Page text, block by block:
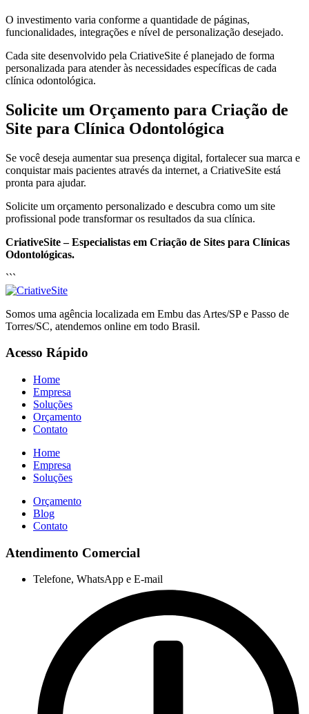
O investimento varia conforme a quantidade de páginas,
funcionalidades, integrações e nível de personalização desejado.
Cada site desenvolvido pela CriativeSite é planejado de forma
personalizada para atender às necessidades específicas de cada
clínica odontológica.
Solicite um Orçamento para Criação de
Site para Clínica Odontológica
Se você deseja aumentar sua presença digital, fortalecer sua marca e
conquistar mais pacientes através da internet, a CriativeSite está
pronta para ajudar.
Solicite um orçamento personalizado e descubra como um site
profissional pode transformar os resultados da sua clínica.
CriativeSite – Especialistas em Criação de Sites para Clínicas
Odontológicas.
```
Somos uma agência localizada em Embu das Artes/SP e Passo de
Torres/SC, atendemos online em todo Brasil.
Acesso Rápido
Home
Empresa
Soluções
Orçamento
Contato
Home
Empresa
Soluções
Orçamento
Blog
Contato
Atendimento Comercial
Telefone, WhatsApp e E-mail